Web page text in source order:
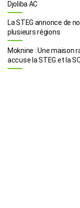
Djoliba AC
La STEG annonce de
plusieurs régions
Moknine : Une maison
accuse la STEG et la